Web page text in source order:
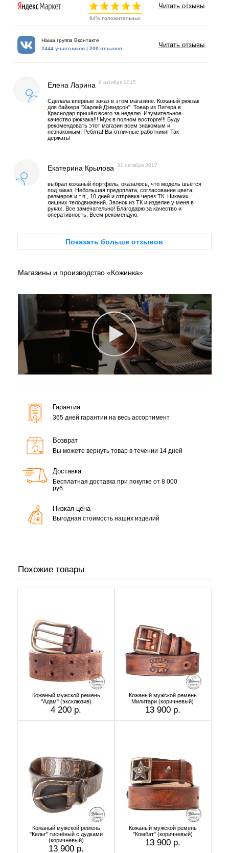
94% положительных
Читать отзывы
Наша группа Вконтакте
2444 участников | 200 отзывов
Читать отзывы
Елена Ларина 9 октября 2015
Сделала впервые заказ в этом магазине. Кожаный рюкзак
для байкера "Харлей Дэвидсон". Товар из Питера в
Краснодар пришёл всего за неделю. Изумительное
качество рюкзака!!! Муж в полном восторге!!! Буду
рекомендовать этот магазин всем знакомым и
незнакомым! Ребята! Вы отличные работники! Так
держать!
Екатерина Крылова 31 октября 2017
выбрал кожаный портфель, оказалось, что модель шьётся
под заказ. Небольшая предоплата, согласование цвета,
размеров и т.п., 10 дней и отправка через ТК. Никаких
лишних телодвижений. Звонок из ТК и изделие у меня в
руках. Все замечательно! Благодарю за качество и
оперативность. Всем рекомендую.
Показать больше отзывов
Магазины и производство «Кожинка»
Гарантия
365 дней гарантии на весь ассортимент
Возврат
Вы можете вернуть товар в течении 14 дней
Доставка
Бесплатная доставка при покупке от 8 000
руб.
Низкая цена
Выгодная стоимость наших изделий
Похожие товары
Кожаный мужской ремень
"Адам" (эксклюзив)
4 200 р.
Кожаный мужской ремень
Милитари (коричневый)
13 900 р.
Кожаный мужской ремень
"Кельт" тиснёный с дудками
(коричневый)
13 900 р.
Кожаный мужской ремень
"Комбат" (коричневый)
13 900 р.